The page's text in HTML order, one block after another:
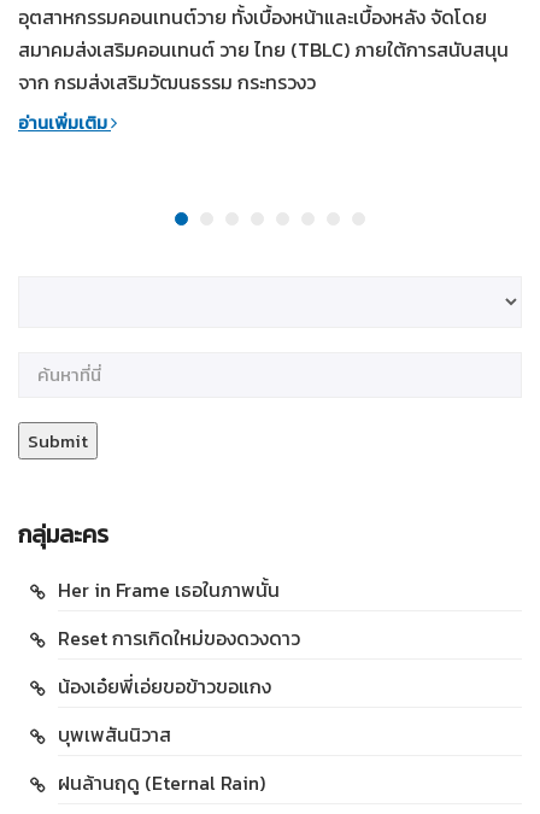
อุตสาหกรรมคอนเทนต์วาย ทั้งเบื้องหน้าและเบื้องหลัง จัดโดย
สมาคมส่งเสริมคอนเทนต์ วาย ไทย (TBLC) ภายใต้การสนับสนุน
จาก กรมส่งเสริมวัฒนธรรม กระทรวงว
อ่านเพิ่มเติม
กลุ่มละคร
Her in Frame เธอในภาพนั้น
Reset การเกิดใหม่ของดวงดาว
น้องเอ๋ยพี่เอ่ยขอข้าวขอแกง
บุพเพสันนิวาส
ฝนล้านฤดู (Eternal Rain)